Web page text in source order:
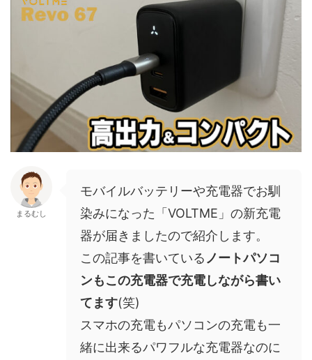
まるむし
モバイルバッテリーや充電器でお馴
染みになった「VOLTME」の新充電
器が届きましたので紹介します。
この記事を書いている ノートパソコ
ンもこの充電器で充電しながら書い
てます(笑)
スマホの充電もパソコンの充電も一
緒に出来るパワフルな充電器なのに